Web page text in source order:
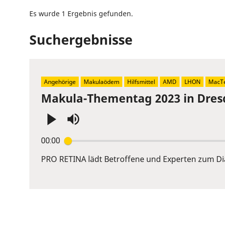
Es wurde 1 Ergebnis gefunden.
Suchergebnisse
Makula-Thementag 2023 in
00:00
Enter
or
PRO RETINA lädt Betroffene und Experten zum
Angehörige Makulaödem Hilfsmittel AMD LHON